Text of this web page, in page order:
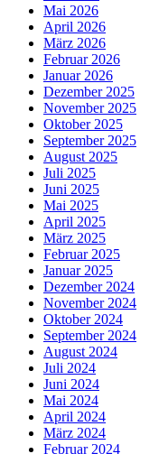
Mai 2026
April 2026
März 2026
Februar 2026
Januar 2026
Dezember 2025
November 2025
Oktober 2025
September 2025
August 2025
Juli 2025
Juni 2025
Mai 2025
April 2025
März 2025
Februar 2025
Januar 2025
Dezember 2024
November 2024
Oktober 2024
September 2024
August 2024
Juli 2024
Juni 2024
Mai 2024
April 2024
März 2024
Februar 2024